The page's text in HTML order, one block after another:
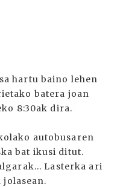
hartu baino lehen
batera joan
8:30ak dira.
autobusaren
bat ikusi ditut.
Lasterka ari
jolasean.